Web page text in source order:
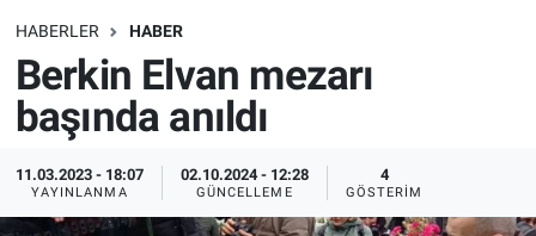
HABERLER HABER
Berkin Elvan mezarı
başında anıldı
11.03.2023 - 18:07
YAYINLANMA
02.10.2024 - 12:28
GÜNCELLEME
4
GÖSTERIM
Bilim turu
Bilim ve Teknoloji Evreni
Doğa Konuşuyor
Dünya
Dünya
Teknoloji
Sağlık
Spor
Trafik Durumu
Süper Lig Puan Durumu ve Fikstür
Tüm Manşetler
Son Dakika Haberleri